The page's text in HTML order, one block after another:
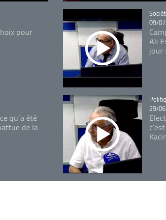
pour
09/
Ali
jour
qu’a été
de la
29/